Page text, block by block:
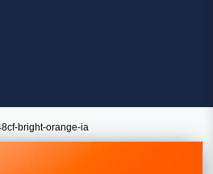
bright-orange-ia